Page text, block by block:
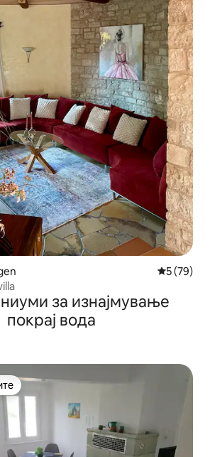
Просечна
5 (79)
за изнајмување
покрај вода